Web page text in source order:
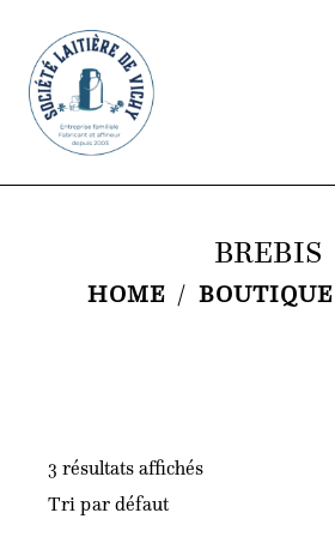
BREBIS
HOME BOUTIQUE
3 résultats affichés